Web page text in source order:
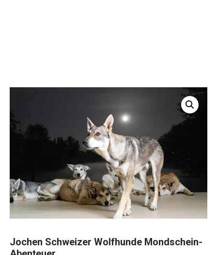
Jochen Schweizer Wolfhunde
Mondschein-Abenteuer